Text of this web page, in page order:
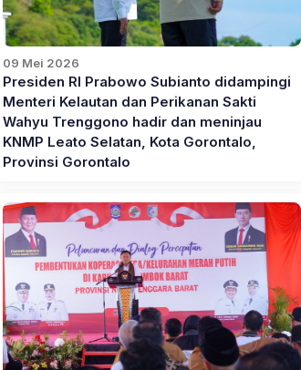
09 Mei 2026
Presiden RI Prabowo Subianto didampingi
Menteri Kelautan dan Perikanan Sakti
Wahyu Trenggono hadir dan meninjau
KNMP Leato Selatan, Kota Gorontalo,
Provinsi Gorontalo